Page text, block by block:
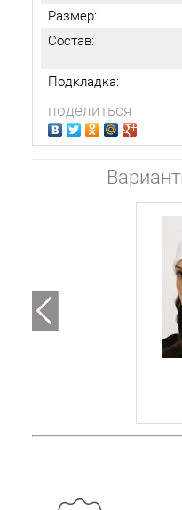
Размер:
Состав:
Подкладка:
поделиться